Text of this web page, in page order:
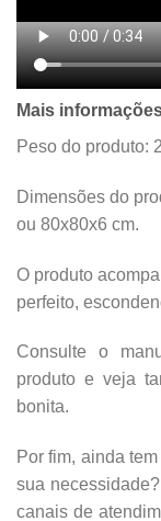
Mais
Peso do produto:
Dimensões do
ou 80x80x6 cm.
O produto
perfeito,
Consulte o
produto e veja
bonita.
Por fim, ainda
sua
canais de